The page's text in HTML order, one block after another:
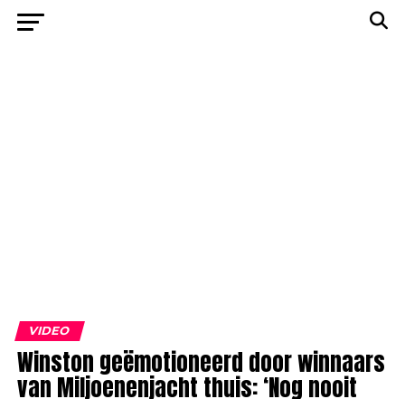
VIDEO
Winston geëmotioneerd door winnaars
van Miljoenenjacht thuis: ‘Nog nooit